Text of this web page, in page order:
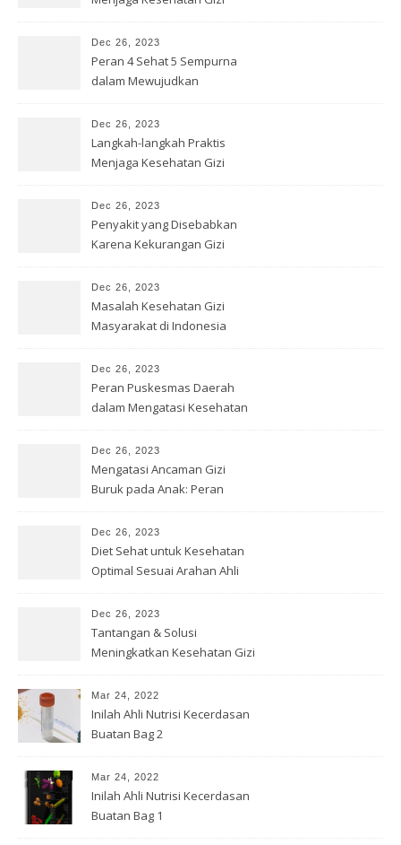
Dec 26, 2023
Peran 4 Sehat 5 Sempurna
dalam Mewujudkan
Dec 26, 2023
Langkah-langkah Praktis
Menjaga Kesehatan Gizi
Dec 26, 2023
Penyakit yang Disebabkan
Karena Kekurangan Gizi
Dec 26, 2023
Masalah Kesehatan Gizi
Masyarakat di Indonesia
Dec 26, 2023
Peran Puskesmas Daerah
dalam Mengatasi Kesehatan
Dec 26, 2023
Mengatasi Ancaman Gizi
Buruk pada Anak: Peran
Dec 26, 2023
Diet Sehat untuk Kesehatan
Optimal Sesuai Arahan Ahli
Dec 26, 2023
Tantangan & Solusi
Meningkatkan Kesehatan Gizi
Mar 24, 2022
Inilah Ahli Nutrisi Kecerdasan
Buatan Bag 2
Mar 24, 2022
Inilah Ahli Nutrisi Kecerdasan
Buatan Bag 1